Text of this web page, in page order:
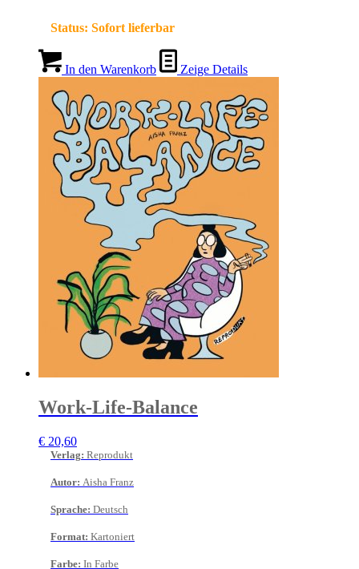
Status: Sofort lieferbar
In den Warenkorb Zeige Details
Work-Life-Balance
€ 20,60
Verlag: Reprodukt
Autor: Aisha Franz
Sprache: Deutsch
Format: Kartoniert
Farbe: In Farbe